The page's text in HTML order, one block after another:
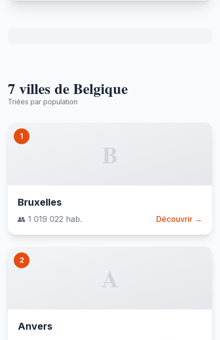
7 villes de Belgique
Triées par population
1
B
Bruxelles
👥 1 019 022 hab. Découvrir →
2
A
Anvers